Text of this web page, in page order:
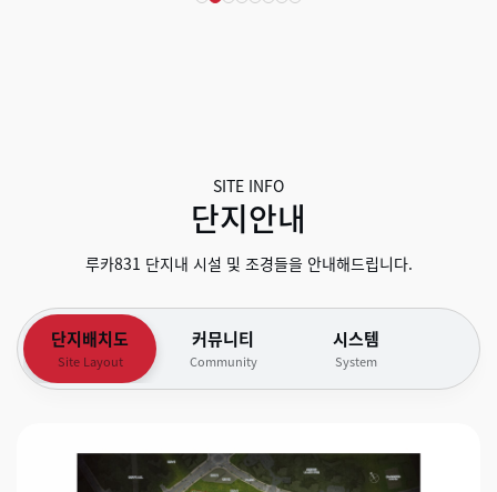
SITE INFO
단지안내
루카831 단지내 시설 및 조경들을 안내해드립니다.
단지배치도
Site Layout
커뮤니티
Community
시스템
System